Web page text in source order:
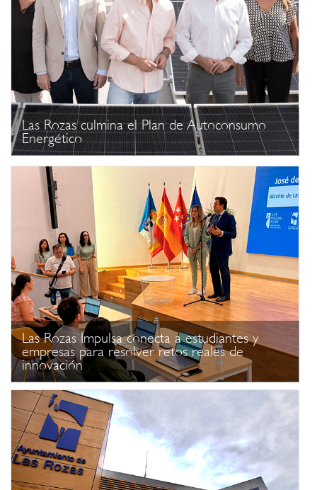
Las Rozas culmina el Plan de Autoconsumo
Energético
Las Rozas Impulsa conecta a estudiantes y
empresas para resolver retos reales de
innovación